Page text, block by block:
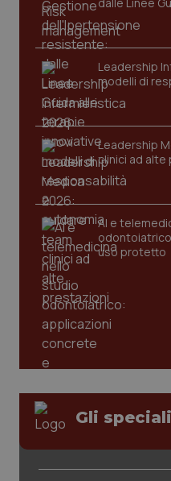
Leadership
modelli di
Leadership
clinici ad alte
AI e
uso protetto
Gli speciali
Nome
CookieScriptConsent